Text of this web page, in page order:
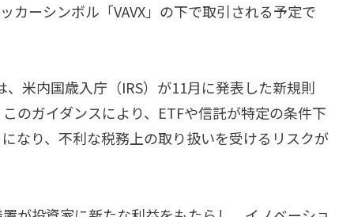
カーシンボル「VAVX」の下で取引される予定で
米内国歳入庁（IRS）が11月に発表した新規則
のガイダンスにより、ETFや信託が特定の条件下
なり、不利な税務上の取り扱いを受けるリスクが